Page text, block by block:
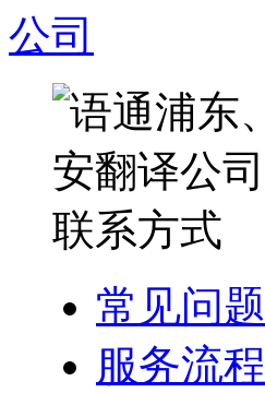
常见问题
服务流程